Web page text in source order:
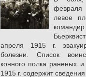
февраля
левое
апреля 1915 г.
болезни. Список
конного полка раненых
1915 г. содержит сведения